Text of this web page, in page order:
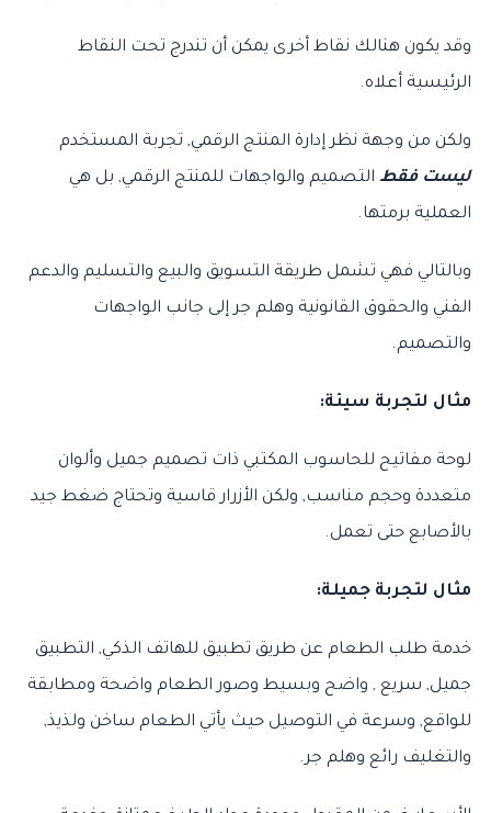
وقد يكون هنالك نقاط أخرى يمكن أن تندرج تحت النقاط
الرئيسية أعلاه.
ولكن من وجهة نظر إدارة المنتج الرقمي, تجربة المستخدم
ليست فقط التصميم والواجهات للمنتج الرقمي, بل هي
العملية برمتها.
وبالتالي فهي تشمل طريقة التسويق والبيع والتسليم والدعم
الفني والحقوق القانونية وهلم جر إلى جانب الواجهات
والتصميم.
مثال لتجربة سيئة:
لوحة مفاتيح للحاسوب المكتبي ذات تصميم جميل وألوان
متعددة وحجم مناسب, ولكن الأزرار قاسية وتحتاج ضغط جيد
بالأصابع حتى تعمل.
مثال لتجربة جميلة:
خدمة طلب الطعام عن طريق تطبيق للهاتف الذكي, التطبيق
جميل, سريع , واضح وبسيط وصور الطعام واضحة ومطابقة
للواقع, وسرعة في التوصيل حيث يأتي الطعام ساخن ولذيذ,
والتغليف رائع وهلم جر.